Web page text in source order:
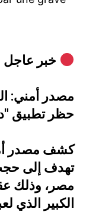
خبر عاجل
مصدر أمني:
حظر تطبيق
كشف مصدر
تهدف إلى
مصر، وذلك
الكبير الذي